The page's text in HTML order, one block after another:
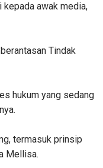
kepada awak media,
Tindak
hukum yang sedang
termasuk prinsip
Mellisa.